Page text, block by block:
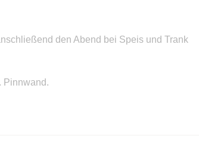
den Abend bei Speis und Trank
Pinnwand.